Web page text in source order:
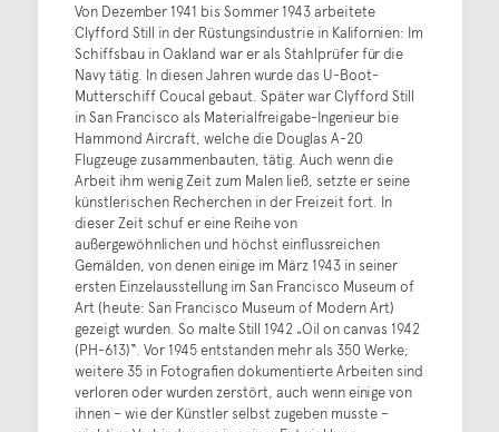
Von Dezember 1941 bis Sommer 1943 arbeitete
Clyfford Still in der Rüstungsindustrie in Kalifornien: Im
Schiffsbau in Oakland war er als Stahlprüfer für die
Navy tätig. In diesen Jahren wurde das U-Boot-
Mutterschiff Coucal gebaut. Später war Clyfford Still
in San Francisco als Materialfreigabe-Ingenieur bie
Hammond Aircraft, welche die Douglas A-20
Flugzeuge zusammenbauten, tätig. Auch wenn die
Arbeit ihm wenig Zeit zum Malen ließ, setzte er seine
künstlerischen Recherchen in der Freizeit fort. In
dieser Zeit schuf er eine Reihe von
außergewöhnlichen und höchst einflussreichen
Gemälden, von denen einige im März 1943 in seiner
ersten Einzelausstellung im San Francisco Museum of
Art (heute: San Francisco Museum of Modern Art)
gezeigt wurden. So malte Still 1942 „Oil on canvas 1942
(PH-613)“. Vor 1945 entstanden mehr als 350 Werke;
weitere 35 in Fotografien dokumentierte Arbeiten sind
verloren oder wurden zerstört, auch wenn einige von
ihnen – wie der Künstler selbst zugeben musste –